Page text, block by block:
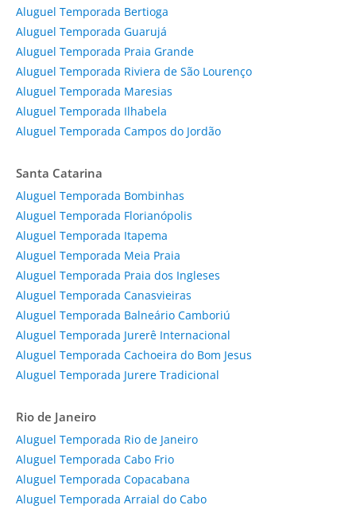
Aluguel Temporada Bertioga
Aluguel Temporada Guarujá
Aluguel Temporada Praia Grande
Aluguel Temporada Riviera de São Lourenço
Aluguel Temporada Maresias
Aluguel Temporada Ilhabela
Aluguel Temporada Campos do Jordão
Santa Catarina
Aluguel Temporada Bombinhas
Aluguel Temporada Florianópolis
Aluguel Temporada Itapema
Aluguel Temporada Meia Praia
Aluguel Temporada Praia dos Ingleses
Aluguel Temporada Canasvieiras
Aluguel Temporada Balneário Camboriú
Aluguel Temporada Jurerê Internacional
Aluguel Temporada Cachoeira do Bom Jesus
Aluguel Temporada Jurere Tradicional
Rio de Janeiro
Aluguel Temporada Rio de Janeiro
Aluguel Temporada Cabo Frio
Aluguel Temporada Copacabana
Aluguel Temporada Arraial do Cabo